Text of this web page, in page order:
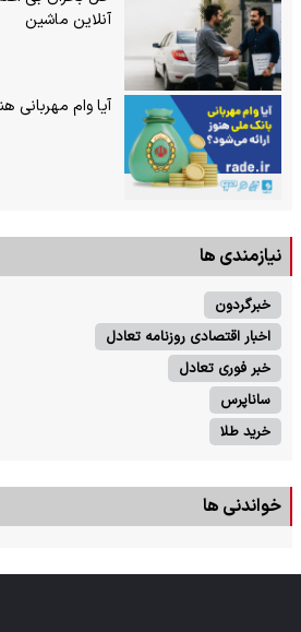
آنلاین ماشین
آیا وام مهربانی
نیازمندی ها
خبرگردون
اخبار اقتصادی روزنامه تعادل
خبر فوری تعادل
ساناپرس
خرید طلا
خواندنی ها